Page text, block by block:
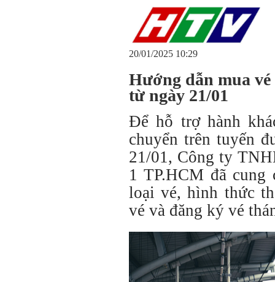
20/01/2025 10:29
Hướng dẫn mua
từ ngày 21/01
Để hỗ trợ hành
chuyển trên tuyến
21/01, Công ty
1 TP.HCM đã
loại vé, hình thức
vé và đăng ký vé